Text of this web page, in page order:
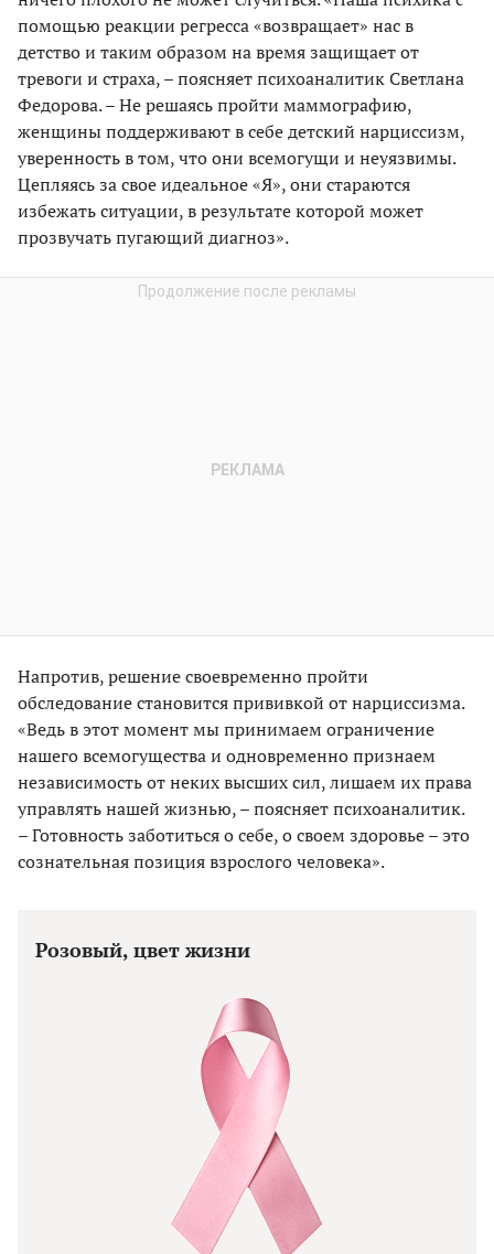
помощью реакции регресса «возвращает» нас в
детство и таким образом на время защищает от
тревоги и страха, – поясняет психоаналитик Светлана
Федорова. – Не решаясь пройти маммографию,
женщины поддерживают в себе детский нарциссизм,
уверенность в том, что они всемогущи и неуязвимы.
Цепляясь за свое идеальное «Я», они стараются
избежать ситуации, в результате которой может
прозвучать пугающий диагноз».
Напротив, решение своевременно пройти
обследование становится прививкой от нарциссизма.
«Ведь в этот момент мы принимаем ограничение
нашего всемогущества и одновременно признаем
независимость от неких высших сил, лишаем их права
управлять нашей жизнью, – поясняет психоаналитик.
– Готовность заботиться о себе, о своем здоровье – это
сознательная позиция взрослого человека».
Розовый, цвет жизни